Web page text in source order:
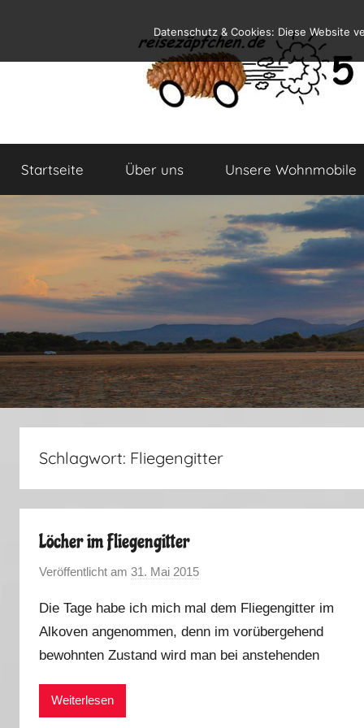
springen
Reiseblog
und
Leben
Startseite Über uns Unsere Wohnmobile
Schlagwort: Fliegengitter
Löcher im Fliegengitter
Veröffentlicht am 31. Mai 2015
n
M
a
Die Tage habe ich mich mal dem Fliegengitter im
Alkoven angenommen, denn im vorübergehend
bewohnten Zustand wird man bei anstehenden
Weiterlesen
Datenschutz & Cookies: Diese Website